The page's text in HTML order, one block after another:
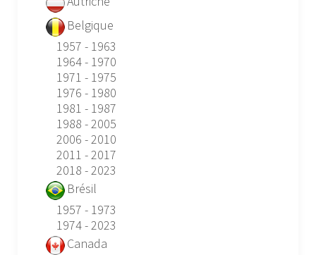
Belgique
1957 - 1963
1964 - 1970
1971 - 1975
1976 - 1980
1981 - 1987
1988 - 2005
2006 - 2010
2011 - 2017
2018 - 2023
Brésil
1957 - 1973
1974 - 2023
Canada